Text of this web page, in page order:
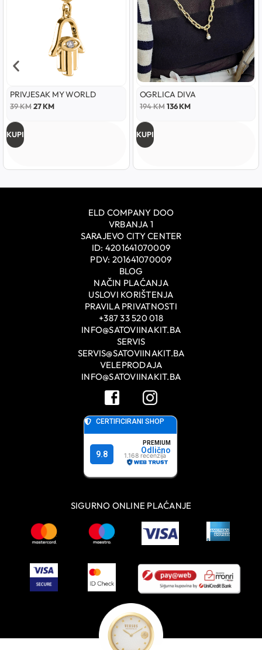
PRIVJESAK MY WORLD
39KM27KM
KUPI
OGRLICA DIVA
194KM 136KM
KUPI
ELD COMPANY DOO
VRBANJA 1
SARAJEVO CITY CENTER
ID: 4201641070009
PDV: 201641070009
BLOG
NAČIN PLAĆANJA
USLOVI KORIŠTENJA
PRAVILA PRIVATNOSTI
+387 33 520 018
INFO@SATOVIINAKIT.BA
SERVIS
SERVIS@SATOVIINAKIT.BA
VELEPRODAJA
INFO@SATOVIINAKIT.BA
SIGURNO ONLINE PLAĆANJE